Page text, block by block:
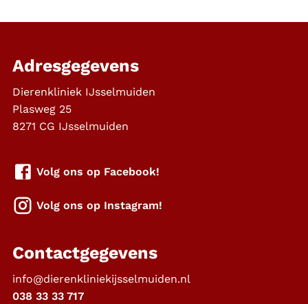
Adresgegevens
Dierenkliniek IJsselmuiden
Plasweg 25
8271 CG IJsselmuiden
Volg ons op Facebook!
Volg ons op Instagram!
Contactgegevens
info@dierenkliniekijsselmuiden.nl
038 33 33 717